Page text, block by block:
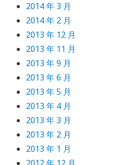
2014 年 3 月
2014 年 2 月
2013 年 12 月
2013 年 11 月
2013 年 9 月
2013 年 6 月
2013 年 5 月
2013 年 4 月
2013 年 3 月
2013 年 2 月
2013 年 1 月